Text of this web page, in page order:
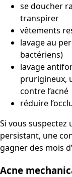
se doucher
transpirer
vêtements
lavage au
bactériens)
lavage
prurigineux,
contre l’acné
réduire
Si vous suspectez
persistant, une
gagner des mois
Acne